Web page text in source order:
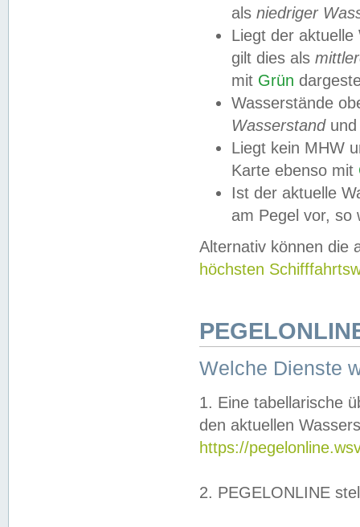
als niedriger
Liegt der
gilt dies als
mit Grün
Wasserstände
Wasserstandund
Liegt kein MHW
Karte ebenso mit
Ist der aktuelle
am Pegel vor,
Alternativ können die
höchsten
Welche Dienste
1. Eine tabellarische
den aktuellen
https://
2. PEGELONLINE